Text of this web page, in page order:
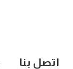
اتصل بنا